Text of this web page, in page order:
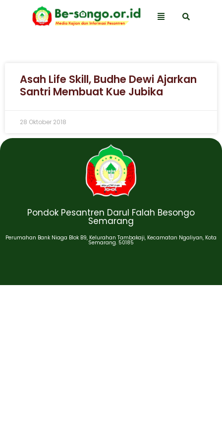
Asah Life Skill, Budhe Dewi Ajarkan
Santri Membuat Kue Jubika
28 Oktober 2018
Pondok Pesantren Darul Falah Besongo
Semarang
Perumahan Bank Niaga Blok B9, Kelurahan Tambakaji, Kecamatan Ngaliyan, Kota
Semarang. 50185